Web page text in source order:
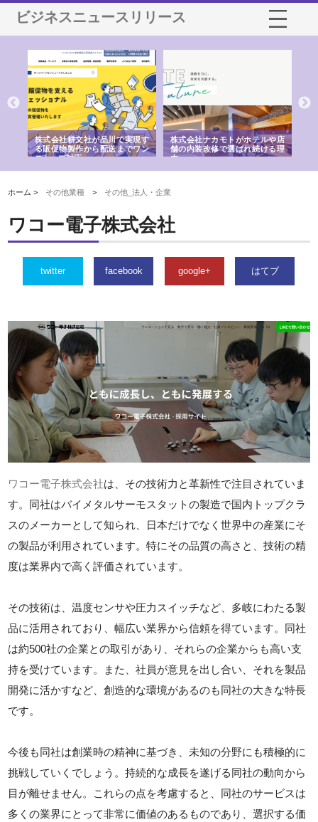
ビジネスニュースリリース
株式会社耕文社が品川で実現す
る販促物製作から配送までワン
ストップ対応
株式会社ナカモトがホテルや店
舗の内装改修で選ばれ続ける理
由
ホーム > その他業種 > その他_法人・企業
ワコー電子株式会社
twitter facebook google+ はてブ
ワコー電子株式会社は、その技術力と革新性で注目されていま
す。同社はバイメタルサーモスタットの製造で国内トップクラ
スのメーカーとして知られ、日本だけでなく世界中の産業にそ
の製品が利用されています。特にその品質の高さと、技術の精
度は業界内で高く評価されています。
その技術は、温度センサや圧力スイッチなど、多岐にわたる製
品に活用されており、幅広い業界から信頼を得ています。同社
は約500社の企業との取引があり、それらの企業からも高い支
持を受けています。また、社員が意見を出し合い、それを製品
開発に活かすなど、創造的な環境があるのも同社の大きな特長
です。
今後も同社は創業時の精神に基づき、未知の分野にも積極的に
挑戦していくでしょう。持続的な成長を遂げる同社の動向から
目が離せません。これらの点を考慮すると、同社のサービスは
多くの業界にとって非常に価値のあるものであり、選択する価